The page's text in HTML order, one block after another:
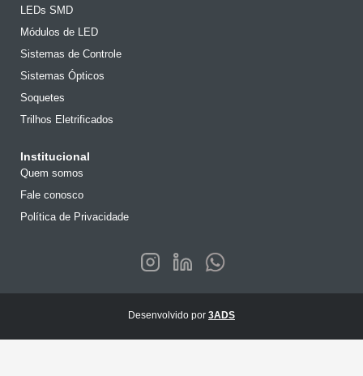
LEDs SMD
Módulos de LED
Sistemas de Controle
Sistemas Ópticos
Soquetes
Trilhos Eletrificados
Institucional
Quem somos
Fale conosco
Política de Privacidade
Desenvolvido por 3ADS